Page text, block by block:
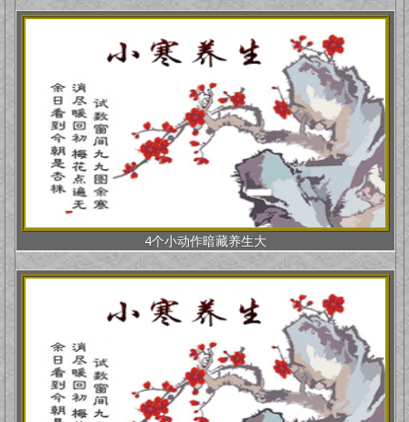
4个小动作暗藏养生大